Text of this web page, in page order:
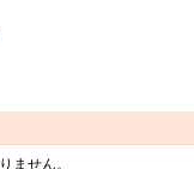
ません。